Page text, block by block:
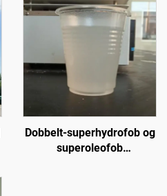
Dobbelt-superhydrofob og
superoleofob